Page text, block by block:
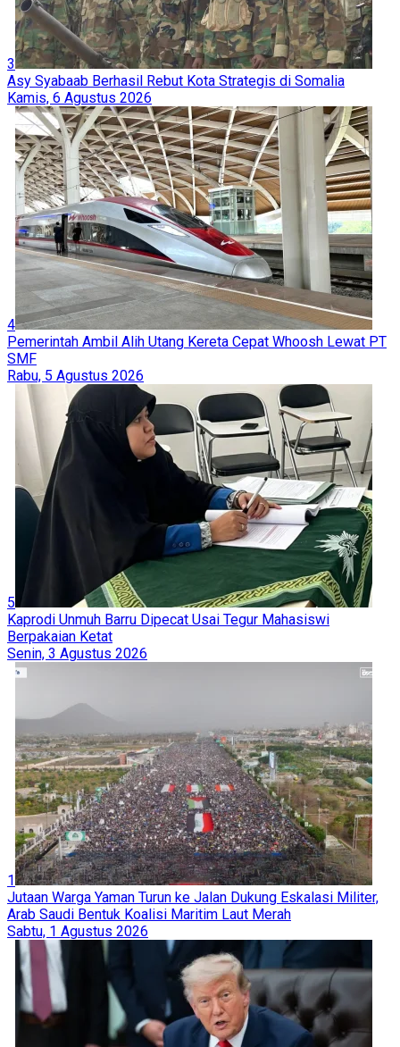
3
Asy Syabaab Berhasil Rebut Kota Strategis di Somalia
Kamis, 6 Agustus 2026
4
Pemerintah Ambil Alih Utang Kereta Cepat Whoosh Lewat PT
SMF
Rabu, 5 Agustus 2026
5
Kaprodi Unmuh Barru Dipecat Usai Tegur Mahasiswi
Berpakaian Ketat
Senin, 3 Agustus 2026
1
Jutaan Warga Yaman Turun ke Jalan Dukung Eskalasi Militer,
Arab Saudi Bentuk Koalisi Maritim Laut Merah
Sabtu, 1 Agustus 2026